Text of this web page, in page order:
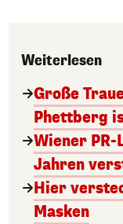
Weiterlesen
Große
Phettberg
Wiener
Jahren
Hier
Masken